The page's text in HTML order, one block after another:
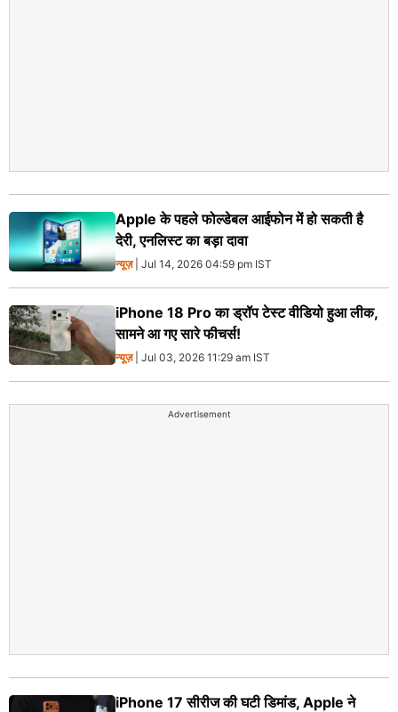
Apple के पहले फोल्डेबल आईफोन में हो सकती है
देरी, एनलिस्ट का बड़ा दावा
न्यूज़| Jul 14, 2026 04:59 pm IST
iPhone 18 Pro का ड्रॉप टेस्ट वीडियो हुआ लीक,
सामने आ गए सारे फीचर्स!
न्यूज़| Jul 03, 2026 11:29 am IST
Advertisement
iPhone 17 सीरीज की घटी डिमांड, Apple ने